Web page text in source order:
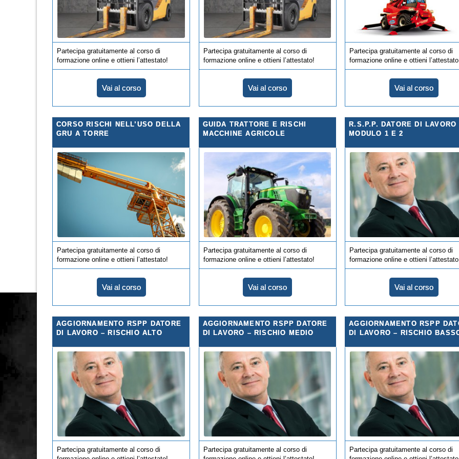
Partecipa gratuitamente al corso di
formazione online e ottieni l’attestato!
Vai al corso
Partecipa gratuitamente al corso di
formazione online e ottieni l’attestato!
Vai al corso
Partecipa gratuitamente al corso di
formazione online e ottieni
Vai al corso
CORSO RISCHI NELL’USO DELLA
GRU A TORRE
Partecipa gratuitamente al corso di
formazione online e ottieni l’attestato!
Vai al corso
GUIDA TRATTORE E RISCHI
MACCHINE AGRICOLE
Partecipa gratuitamente al corso di
formazione online e ottieni l’attestato!
Vai al corso
R.S.P.P. DATORE DI LAVORO
MODULO 1 E 2
Partecipa gratuitamente al corso di
formazione online e ottieni
Vai al corso
AGGIORNAMENTO RSPP DATORE
DI LAVORO – RISCHIO ALTO
Partecipa gratuitamente al corso di
AGGIORNAMENTO RSPP DATORE
DI LAVORO – RISCHIO MEDIO
Partecipa gratuitamente al corso di
AGGIORNAMENTO RSPP
DI LAVORO – RISCHIO
Partecipa gratuitamente al corso di